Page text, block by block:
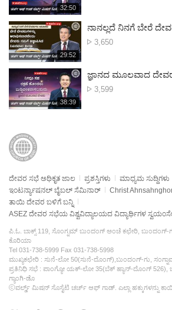
재
생
시
간
32:50
재
생
시
간
29:52
ನಾನಲ್ಲದೆ ನಿನಗೆ ಬೇರೆ
ವೀಕ್ಷಣೆಗಳು
3,650
재
생
38:39
ಜ್ಞಾನದ ಮೂಲವಾದ
ವೀಕ್ಷಣೆಗಳು
3,599
ದೇವರ ಸಭೆ ಅಧಿಕೃತ ಜಾಲ ಪ್ರಶಸ್ತಿಗಳು
ಮಾಧ್ಯಮ ಸುದ್ದಿಗಳು
ಇಂಟರ್ನ್ಯಾಷನಲ್ ಬೈಬಲ್ ಸೆಮಿನಾರ್
Christ
ತಾಯಿ ದೇವರ ಬಳಿಗೆ ಬನ್ನಿ
ASEZ ದೇವರ ಸಭೆಯ ವಿಶ್ವವಿದ್ಯಾಲಯದ ವಿದ್ಯಾರ್ಥಿಗಳ
ಪಿ.ಓ. ಬಾಕ್ಸ್ 119, ಸೊಂಗ್ನಮ್ ಬುಂದಂಗ್ ಅಂಚೆ ಕಛೇರಿ, ಬುಂದಂಗ್-
ಕೊರಿಯಾ
Tel 031-738-5999 Fax 031-738-5998
ಮುಖ್ಯಕಛೇರಿ : ಸುನೆ-ಲೋ 50(ಸುನೆ-ದೊಂಗ್),ಬುಂದಂಗ್-ಗು,
ಪ್ರತಿನಿಧಿ ಸಭೆ : ಪಾಂಗ್ಯೋ ಯಕ್-ಲೋ 35(ಬೆಕ್ ಹ್ಯಾನ್-ದೊಂಗ್ 526),
ಗ್ಯಾಂಗಿ-ಡೊ
ⓒವರ್ಲ್ಡ್ ಮಿಷನ್ ಸೊಸೈಟಿ ಚರ್ಚ್ ಆಫ್ ಗಾಡ್. ಎಲ್ಲಾ ಹಕ್ಕುಗಳನ್ನು